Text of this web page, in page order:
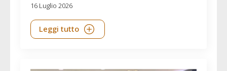
16 Luglio 2026
Leggi tutto